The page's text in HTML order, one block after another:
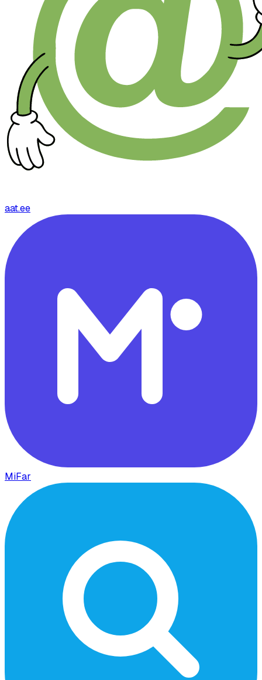
aat.ee
MiFar